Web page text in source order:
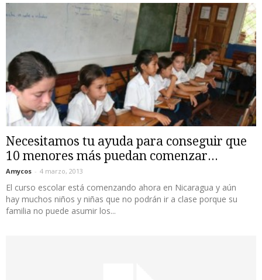
Necesitamos tu ayuda para conseguir que
10 menores más puedan comenzar...
Amycos - 4 marzo, 2013
El curso escolar está comenzando ahora en Nicaragua y aún
hay muchos niños y niñas que no podrán ir a clase porque su
familia no puede asumir los...